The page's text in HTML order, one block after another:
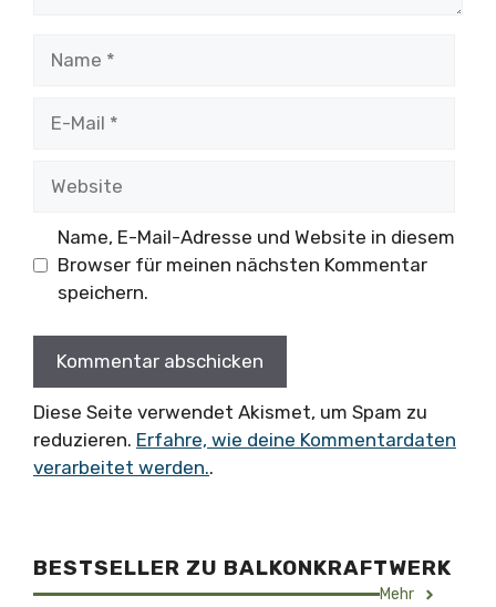
Name, E-Mail-Adresse und Website in diesem
Browser für meinen nächsten Kommentar
speichern.
Diese Seite verwendet Akismet, um Spam zu
reduzieren. Erfahre, wie deine Kommentardaten
verarbeitet werden..
BESTSELLER ZU BALKONKRAFTWERK
Mehr